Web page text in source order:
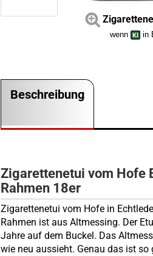
wenn in
Beschreibung
Zigarettenetui vom Hofe
Rahmen 18er
Zigarettenetui vom Hofe in
Rahmen ist aus Altmessing. Der
Jahre auf dem Buckel. Das
wie neu aussieht. Genau das ist